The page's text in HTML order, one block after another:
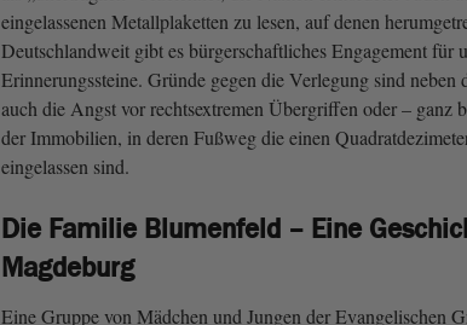
eingelassenen Metallplaketten zu lesen, auf denen
Deutschlandweit gibt es bürgerschaftliches Engagement für
Erinnerungssteine. Gründe gegen die Verlegung sind
auch die Angst vor rechtsextremen Übergriffen oder – ganz
der Immobilien, in deren Fußweg die einen
eingelassen sind.
Die Familie Blumenfeld – Eine
Magdeburg
Eine Gruppe von Mädchen und Jungen der Evangelischen